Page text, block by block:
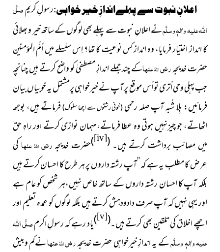
اعلانِ نبوت سے پہلےاندازِخیرخواہی:رسولِ کریمصلَّی
اللہعلیہ واٰلہٖ وسلَّمنے اعلانِ نبوت سے پہلے بھی لوگوں کے ساتھ خیر و بھلائی
کا انداز اختیار فرمایا، وہ انداز کس نوعیت کا تھا؟ اِس سلسلے میں اُمُّ المؤمنین
حضرت خدیجہرضیاللہُعنہاکے چند جملے اندازِ مصطفیٰ کو واضح کرتے ہیں چنانچہ
جب پہلی وحی اُتری تو اُس موقع پرآپ نے خیرخواہی پرمشتمل یہ خوبیاں بیان
فرمائیں: بِلا شُبہ آپ صِلہ رحمی(خونی رشتوں سے اچھا سلوک)فرماتے ہیں، بوجھ
اٹھاتے، جو چیزنہیں ہوتی وہ عطا فرماتے،مہمان نوازی کرتے اور راہِ حق
میں مصائب برداشت کرتے ہیں۔(
[iv]
)حضرت خدیجہرضی اللہُعنہاکی
عرض کا مطلب یہ ہے کہ ’’آپ رشتہ داروں پر ہر طرح کا احسان کرتے ہیں
بلکہ آپ کا احسان رشتہ داروں کے ساتھ خاص نہیں،ہر شخص کو عام ہے
اور یہی نہیں کہ آپ صرف دادودہش کرتے ہیں بلکہ لوگوں کو عمدہ تعلیم اور
اچھے اخلاق کی تلقین بھی کرتے ہیں۔(
[v]
)یاد رہے کہ رسولِ اکرمصلَّیاللہ
علیہ واٰلہٖ وسلَّمکے یہ اندازِ خیرخواہی حضرت خدیجہرضیاللہُعنہانےکم وبیش